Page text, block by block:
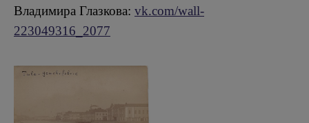
Владимира Глазкова: vk.com/wall-
223049316_2077